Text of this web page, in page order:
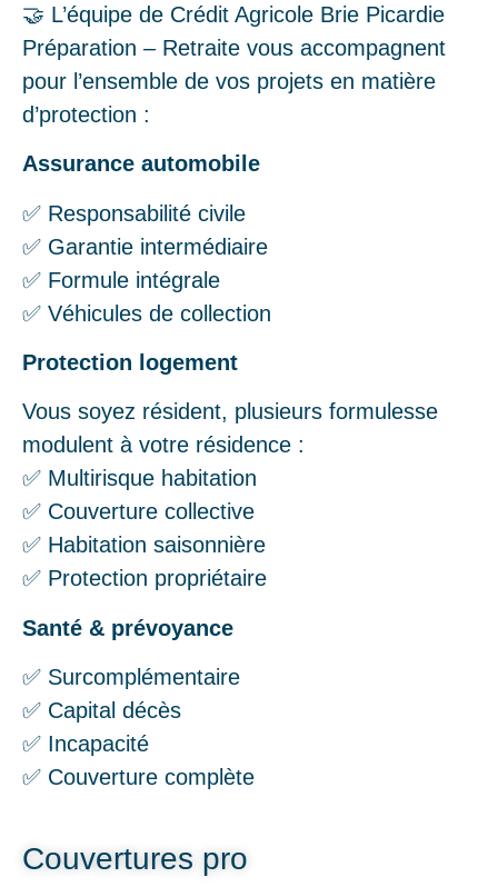
🤝 L’équipe de Crédit Agricole Brie Picardie
Préparation – Retraite vous accompagnent
pour l’ensemble de vos projets en matière
d’protection :
Assurance automobile
✅ Responsabilité civile
✅ Garantie intermédiaire
✅ Formule intégrale
✅ Véhicules de collection
Protection logement
Vous soyez résident, plusieurs formulesse
modulent à votre résidence :
✅ Multirisque habitation
✅ Couverture collective
✅ Habitation saisonnière
✅ Protection propriétaire
Santé & prévoyance
✅ Surcomplémentaire
✅ Capital décès
✅ Incapacité
✅ Couverture complète
Couvertures pro